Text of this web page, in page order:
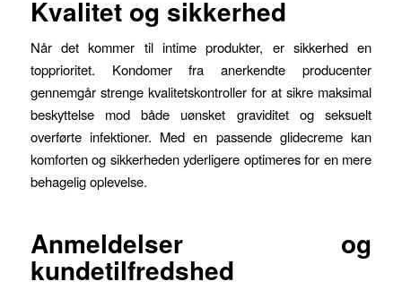
Kvalitet og sikkerhed
Når det kommer til intime produkter, er sikkerhed en
topprioritet. Kondomer fra anerkendte producenter
gennemgår strenge kvalitetskontroller for at sikre maksimal
beskyttelse mod både uønsket graviditet og seksuelt
overførte infektioner. Med en passende glidecreme kan
komforten og sikkerheden yderligere optimeres for en mere
behagelig oplevelse.
Anmeldelser og
kundetilfredshed